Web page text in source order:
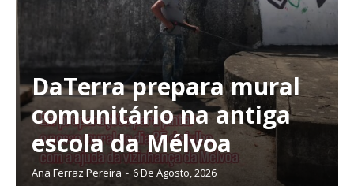
DaTerra prepara mural
comunitário na antiga
escola da Mélvoa
Ana Ferraz Pereira - 6 De Agosto, 2026